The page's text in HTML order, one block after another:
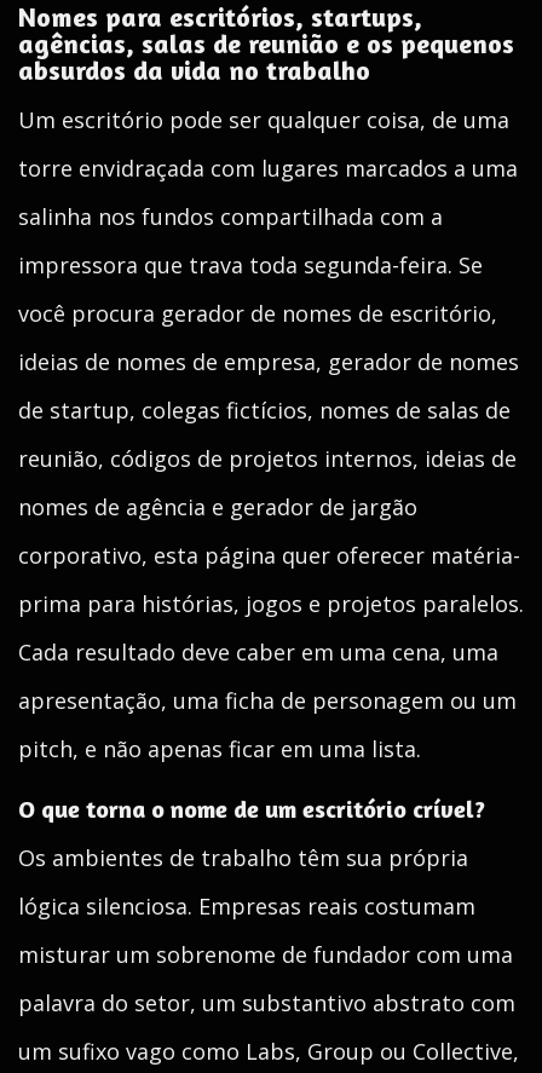
Nomes para escritórios, startups,
agências, salas de reunião e os pequenos
absurdos da vida no trabalho
Um escritório pode ser qualquer coisa, de uma
torre envidraçada com lugares marcados a uma
salinha nos fundos compartilhada com a
impressora que trava toda segunda-feira. Se
você procura gerador de nomes de escritório,
ideias de nomes de empresa, gerador de nomes
de startup, colegas fictícios, nomes de salas de
reunião, códigos de projetos internos, ideias de
nomes de agência e gerador de jargão
corporativo, esta página quer oferecer matéria-
prima para histórias, jogos e projetos paralelos.
Cada resultado deve caber em uma cena, uma
apresentação, uma ficha de personagem ou um
pitch, e não apenas ficar em uma lista.
O que torna o nome de um escritório crível?
Os ambientes de trabalho têm sua própria
lógica silenciosa. Empresas reais costumam
misturar um sobrenome de fundador com uma
palavra do setor, um substantivo abstrato com
um sufixo vago como Labs, Group ou Collective,